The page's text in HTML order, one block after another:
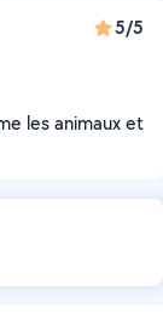
5/5
les animaux et